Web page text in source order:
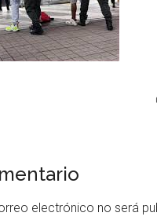
electrónico no será